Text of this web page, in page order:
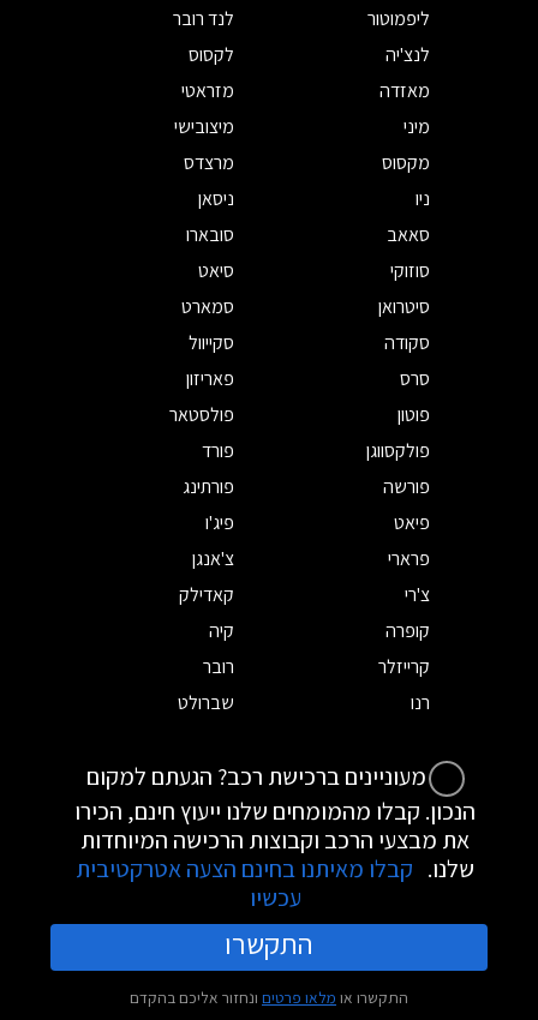
ליפמוטור
לנד רובר
לנצ'יה
לקסוס
מאזדה
מזראטי
מיני
מיצובישי
מקסוס
מרצדס
ניו
ניסאן
סאאב
סובארו
סוזוקי
סיאט
סיטרואן
סמארט
סקודה
סקייוול
סרס
פאריזון
פוטון
פולסטאר
פולקסווגן
פורד
פורשה
פורתינג
פיאט
פיג'ו
פרארי
צ'אנגן
צ'רי
קאדילק
קופרה
קיה
קרייזלר
רובר
רנו
שברולט
מעוניינים ברכישת רכב? הגעתם למקום
הנכון. קבלו מהמומחים שלנו ייעוץ חינם, הכירו
את מבצעי הרכב וקבוצות הרכישה המיוחדות
שלנו. קבלו מאיתנו בחינם הצעה אטרקטיבית
עכשיו
התקשרו
התקשרו או מלאו פרטים ונחזור אליכם בהקדם